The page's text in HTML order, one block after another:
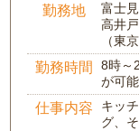
勤務地
富士
高井
（東
勤務時間
8時～
が可
仕事内容
キッ
グ、